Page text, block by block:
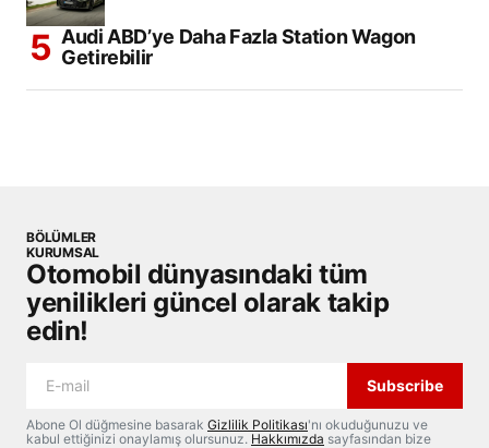
Audi ABD’ye Daha Fazla Station Wagon
Getirebilir
BÖLÜMLER
KURUMSAL
Otomobil dünyasındaki tüm
yenilikleri güncel olarak takip
edin!
Subscribe
Abone Ol düğmesine basarak Gizlilik Politikası'nı okuduğunuzu ve
kabul ettiğinizi onaylamış olursunuz. Hakkımızda sayfasından bize